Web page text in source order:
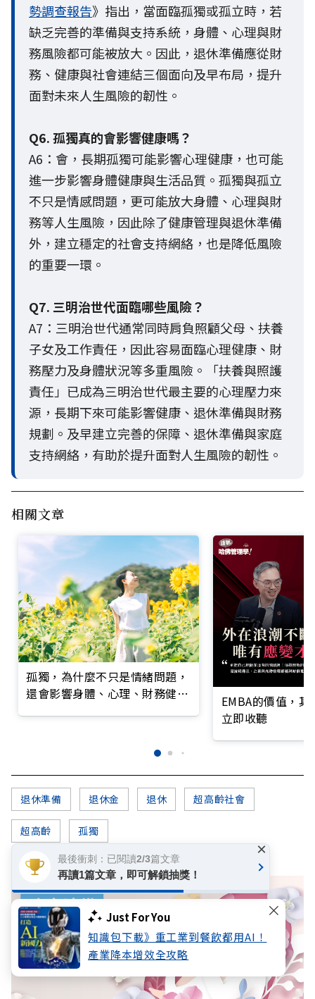
Just For You
知識包下載》重工業到餐飲都用AI！
產業降本增效全攻略
勢調查報告》指出，當面臨孤獨或孤立時，若
缺乏完善的準備與支持系統，身體、心理與財
務風險都可能被放大。因此，退休準備應從財
務、健康與社會連結三個面向及早布局，提升
面對未來人生風險的韌性。
Q6. 孤獨真的會影響健康嗎？
A6：會，長期孤獨可能影響心理健康，也可能
進一步影響身體健康與生活品質。孤獨與孤立
不只是情感問題，更可能放大身體、心理與財
務等人生風險，因此除了健康管理與退休準備
外，建立穩定的社會支持網絡，也是降低風險
的重要一環。
Q7. 三明治世代面臨哪些風險？
A7：三明治世代通常同時肩負照顧父母、扶養
子女及工作責任，因此容易面臨心理健康、財
務壓力及身體狀況等多重風險。「扶養與照護
責任」已成為三明治世代最主要的心理壓力來
源，長期下來可能影響健康、退休準備與財務
規劃。及早建立完善的保障、退休準備與家庭
支持網絡，有助於提升面對人生風險的韌性。
相關文章
孤獨，為什麼不只是情緒問題，
還會影響身體、心理、財務健
EMBA的價值，
立即收聽
退休準備 退休金 退休 超高齡社會
超高齡 孤獨
最後衝刺：已閱讀2/3篇文章
再讀1篇文章，即可解鎖抽獎！
×